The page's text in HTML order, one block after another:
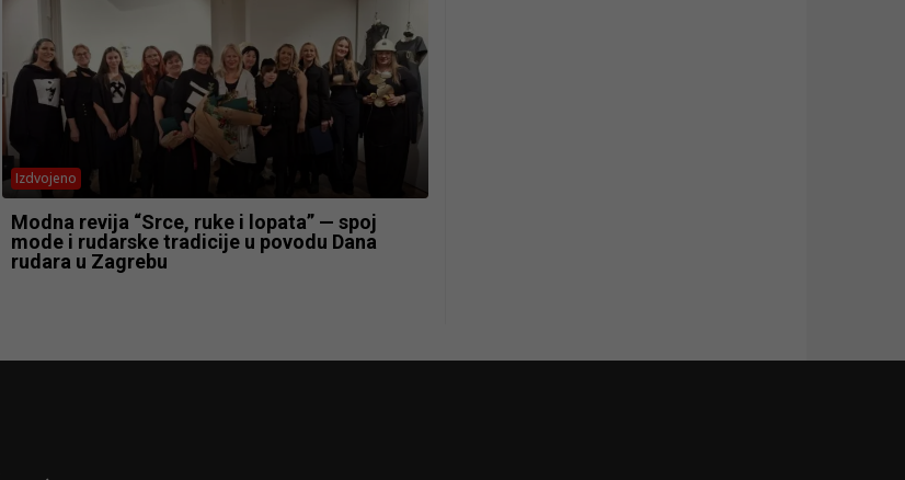
Izdvojeno
Modna revija “Srce, ruke i lopata” — spoj
mode i rudarske tradicije u povodu Dana
rudara u Zagrebu